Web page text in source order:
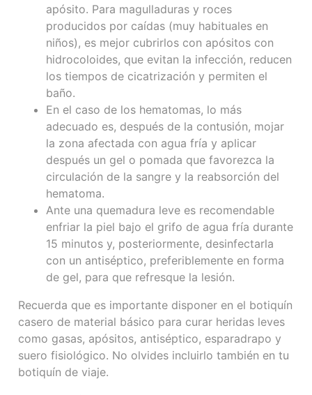
apósito. Para magulladuras y roces
producidos por caídas (muy habituales en
niños), es mejor cubrirlos con apósitos con
hidrocoloides, que evitan la infección, reducen
los tiempos de cicatrización y permiten el
baño.
En el caso de los hematomas, lo más
adecuado es, después de la contusión, mojar
la zona afectada con agua fría y aplicar
después un gel o pomada que favorezca la
circulación de la sangre y la reabsorción del
hematoma.
Ante una quemadura leve es recomendable
enfriar la piel bajo el grifo de agua fría durante
15 minutos y, posteriormente, desinfectarla
con un antiséptico, preferiblemente en forma
de gel, para que refresque la lesión.
Recuerda que es importante disponer en el botiquín
casero de material básico para curar heridas leves
como gasas, apósitos, antiséptico, esparadrapo y
suero fisiológico. No olvides incluirlo también en tu
botiquín de viaje.